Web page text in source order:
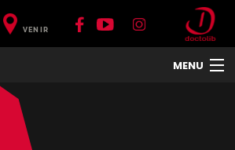
VENIR
MENU